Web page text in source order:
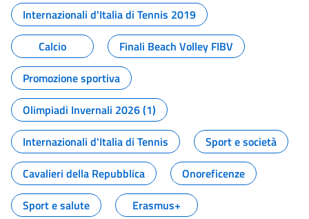
Internazionali d'Italia di Tennis 2019
Calcio
Finali Beach Volley FIBV
Promozione sportiva
Olimpiadi Invernali 2026 (1)
Internazionali d'Italia di Tennis
Sport e società
Cavalieri della Repubblica
Onoreficenze
Sport e salute
Erasmus+